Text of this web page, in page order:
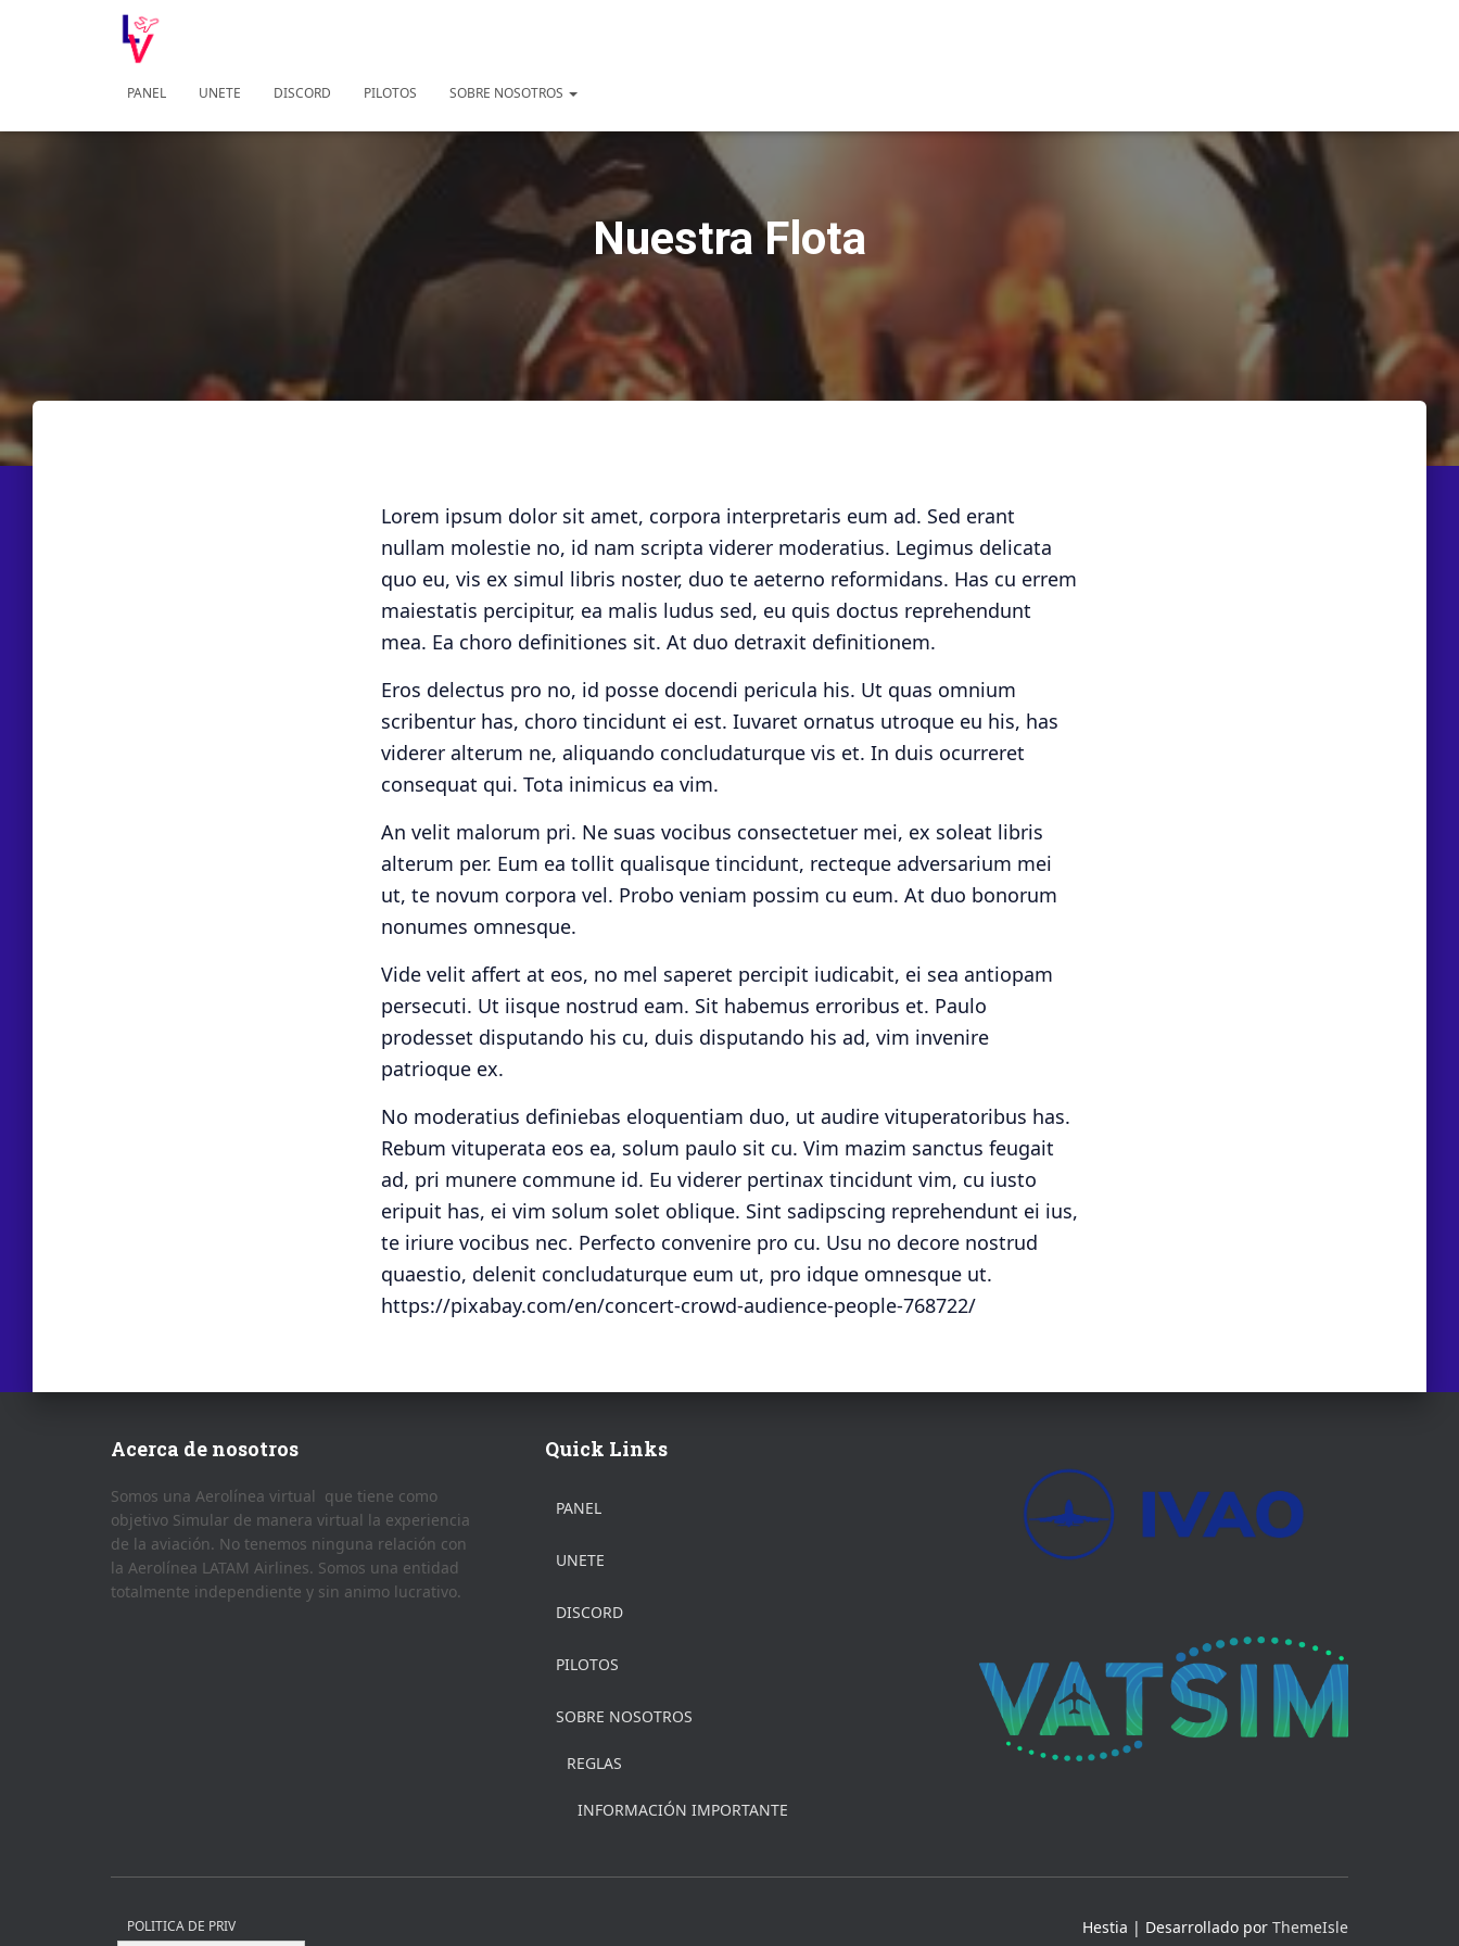
PANEL UNETE DISCORD PILOTOS SOBRE NOSOTROS
Nuestra Flota
Lorem ipsum dolor sit amet, corpora interpretaris eum ad. Sed erant
nullam molestie no, id nam scripta viderer moderatius. Legimus delicata
quo eu, vis ex simul libris noster, duo te aeterno reformidans. Has cu errem
maiestatis percipitur, ea malis ludus sed, eu quis doctus reprehendunt
mea. Ea choro definitiones sit. At duo detraxit definitionem.
Eros delectus pro no, id posse docendi pericula his. Ut quas omnium
scribentur has, choro tincidunt ei est. Iuvaret ornatus utroque eu his, has
viderer alterum ne, aliquando concludaturque vis et. In duis ocurreret
consequat qui. Tota inimicus ea vim.
An velit malorum pri. Ne suas vocibus consectetuer mei, ex soleat libris
alterum per. Eum ea tollit qualisque tincidunt, recteque adversarium mei
ut, te novum corpora vel. Probo veniam possim cu eum. At duo bonorum
nonumes omnesque.
Vide velit affert at eos, no mel saperet percipit iudicabit, ei sea antiopam
persecuti. Ut iisque nostrud eam. Sit habemus erroribus et. Paulo
prodesset disputando his cu, duis disputando his ad, vim invenire
patrioque ex.
No moderatius definiebas eloquentiam duo, ut audire vituperatoribus has.
Rebum vituperata eos ea, solum paulo sit cu. Vim mazim sanctus feugait
ad, pri munere commune id. Eu viderer pertinax tincidunt vim, cu iusto
eripuit has, ei vim solum solet oblique. Sint sadipscing reprehendunt ei ius,
te iriure vocibus nec. Perfecto convenire pro cu. Usu no decore nostrud
quaestio, delenit concludaturque eum ut, pro idque omnesque ut.
https://pixabay.com/en/concert-crowd-audience-people-768722/
Acerca de nosotros
Somos una Aerolínea virtual que tiene como
objetivo Simular de manera virtual la experiencia
de la aviación. No tenemos ninguna relación con
la Aerolínea LATAM Airlines. Somos una entidad
totalmente independiente y sin animo lucrativo.
Quick Links
PANEL
UNETE
DISCORD
PILOTOS
SOBRE NOSOTROS
REGLAS
INFORMACIÓN IMPORTANTE
POLITICA DE PRIV Hestia | Desarrollado por ThemeIsle